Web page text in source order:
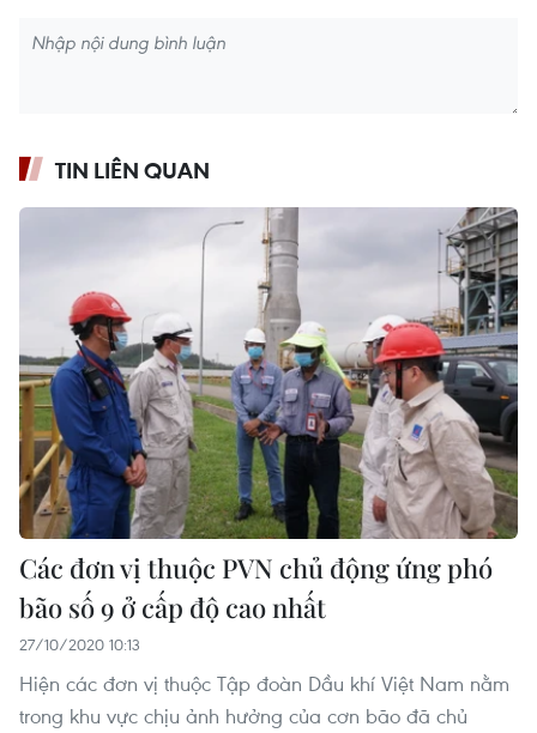
TIN LIÊN QUAN
Các đơn vị thuộc PVN chủ động ứng phó
bão số 9 ở cấp độ cao nhất
27/10/2020 10:13
Hiện các đơn vị thuộc Tập đoàn Dầu khí Việt Nam nằm
trong khu vực chịu ảnh hưởng của cơn bão đã chủ